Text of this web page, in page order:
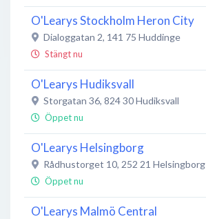
O'Learys Stockholm Heron City
Dialoggatan 2, 141 75 Huddinge
Stängt nu
O'Learys Hudiksvall
Storgatan 36, 824 30Hudiksvall
Öppet nu
O'Learys Helsingborg
Rådhustorget 10, 252 21 Helsingborg
Öppet nu
O'Learys Malmö Central